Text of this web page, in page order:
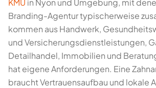
KMU in Nyon und Umgebung, mit
Branding-Agentur typischerweise
kommen aus Handwerk,
und Versicherungsdienstleistungen,
Detailhandel, Immobilien und
hat eigene Anforderungen. Eine
braucht Vertrauensaufbau und lokale